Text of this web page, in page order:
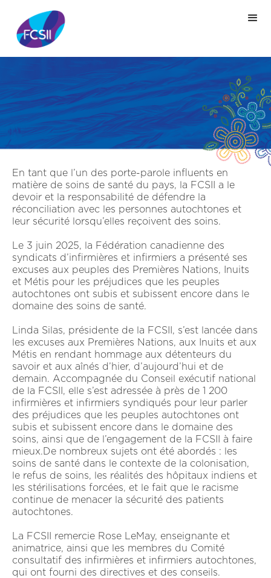
En tant que l’un des porte-parole influents en
matière de soins de santé du pays, la FCSII a le
devoir et la responsabilité de défendre la
réconciliation avec les personnes autochtones et
leur sécurité lorsqu’elles reçoivent des soins.
Le 3 juin 2025, la Fédération canadienne des
syndicats d’infirmières et infirmiers a présenté ses
excuses aux peuples des Premières Nations, Inuits
et Métis pour les préjudices que les peuples
autochtones ont subis et subissent encore dans le
domaine des soins de santé.
Linda Silas, présidente de la FCSII, s’est lancée dans
les excuses aux Premières Nations, aux Inuits et aux
Métis en rendant hommage aux détenteurs du
savoir et aux aînés d’hier, d’aujourd’hui et de
demain. Accompagnée du Conseil exécutif national
de la FCSII, elle s’est adressée à près de 1 200
infirmières et infirmiers syndiqués pour leur parler
des préjudices que les peuples autochtones ont
subis et subissent encore dans le domaine des
soins, ainsi que de l’engagement de la FCSII à faire
mieux.De nombreux sujets ont été abordés : les
soins de santé dans le contexte de la colonisation,
le refus de soins, les réalités des hôpitaux indiens et
les stérilisations forcées, et le fait que le racisme
continue de menacer la sécurité des patients
autochtones.
La FCSII remercie Rose LeMay, enseignante et
animatrice, ainsi que les membres du Comité
consultatif des infirmières et infirmiers autochtones,
qui ont fourni des directives et des conseils.